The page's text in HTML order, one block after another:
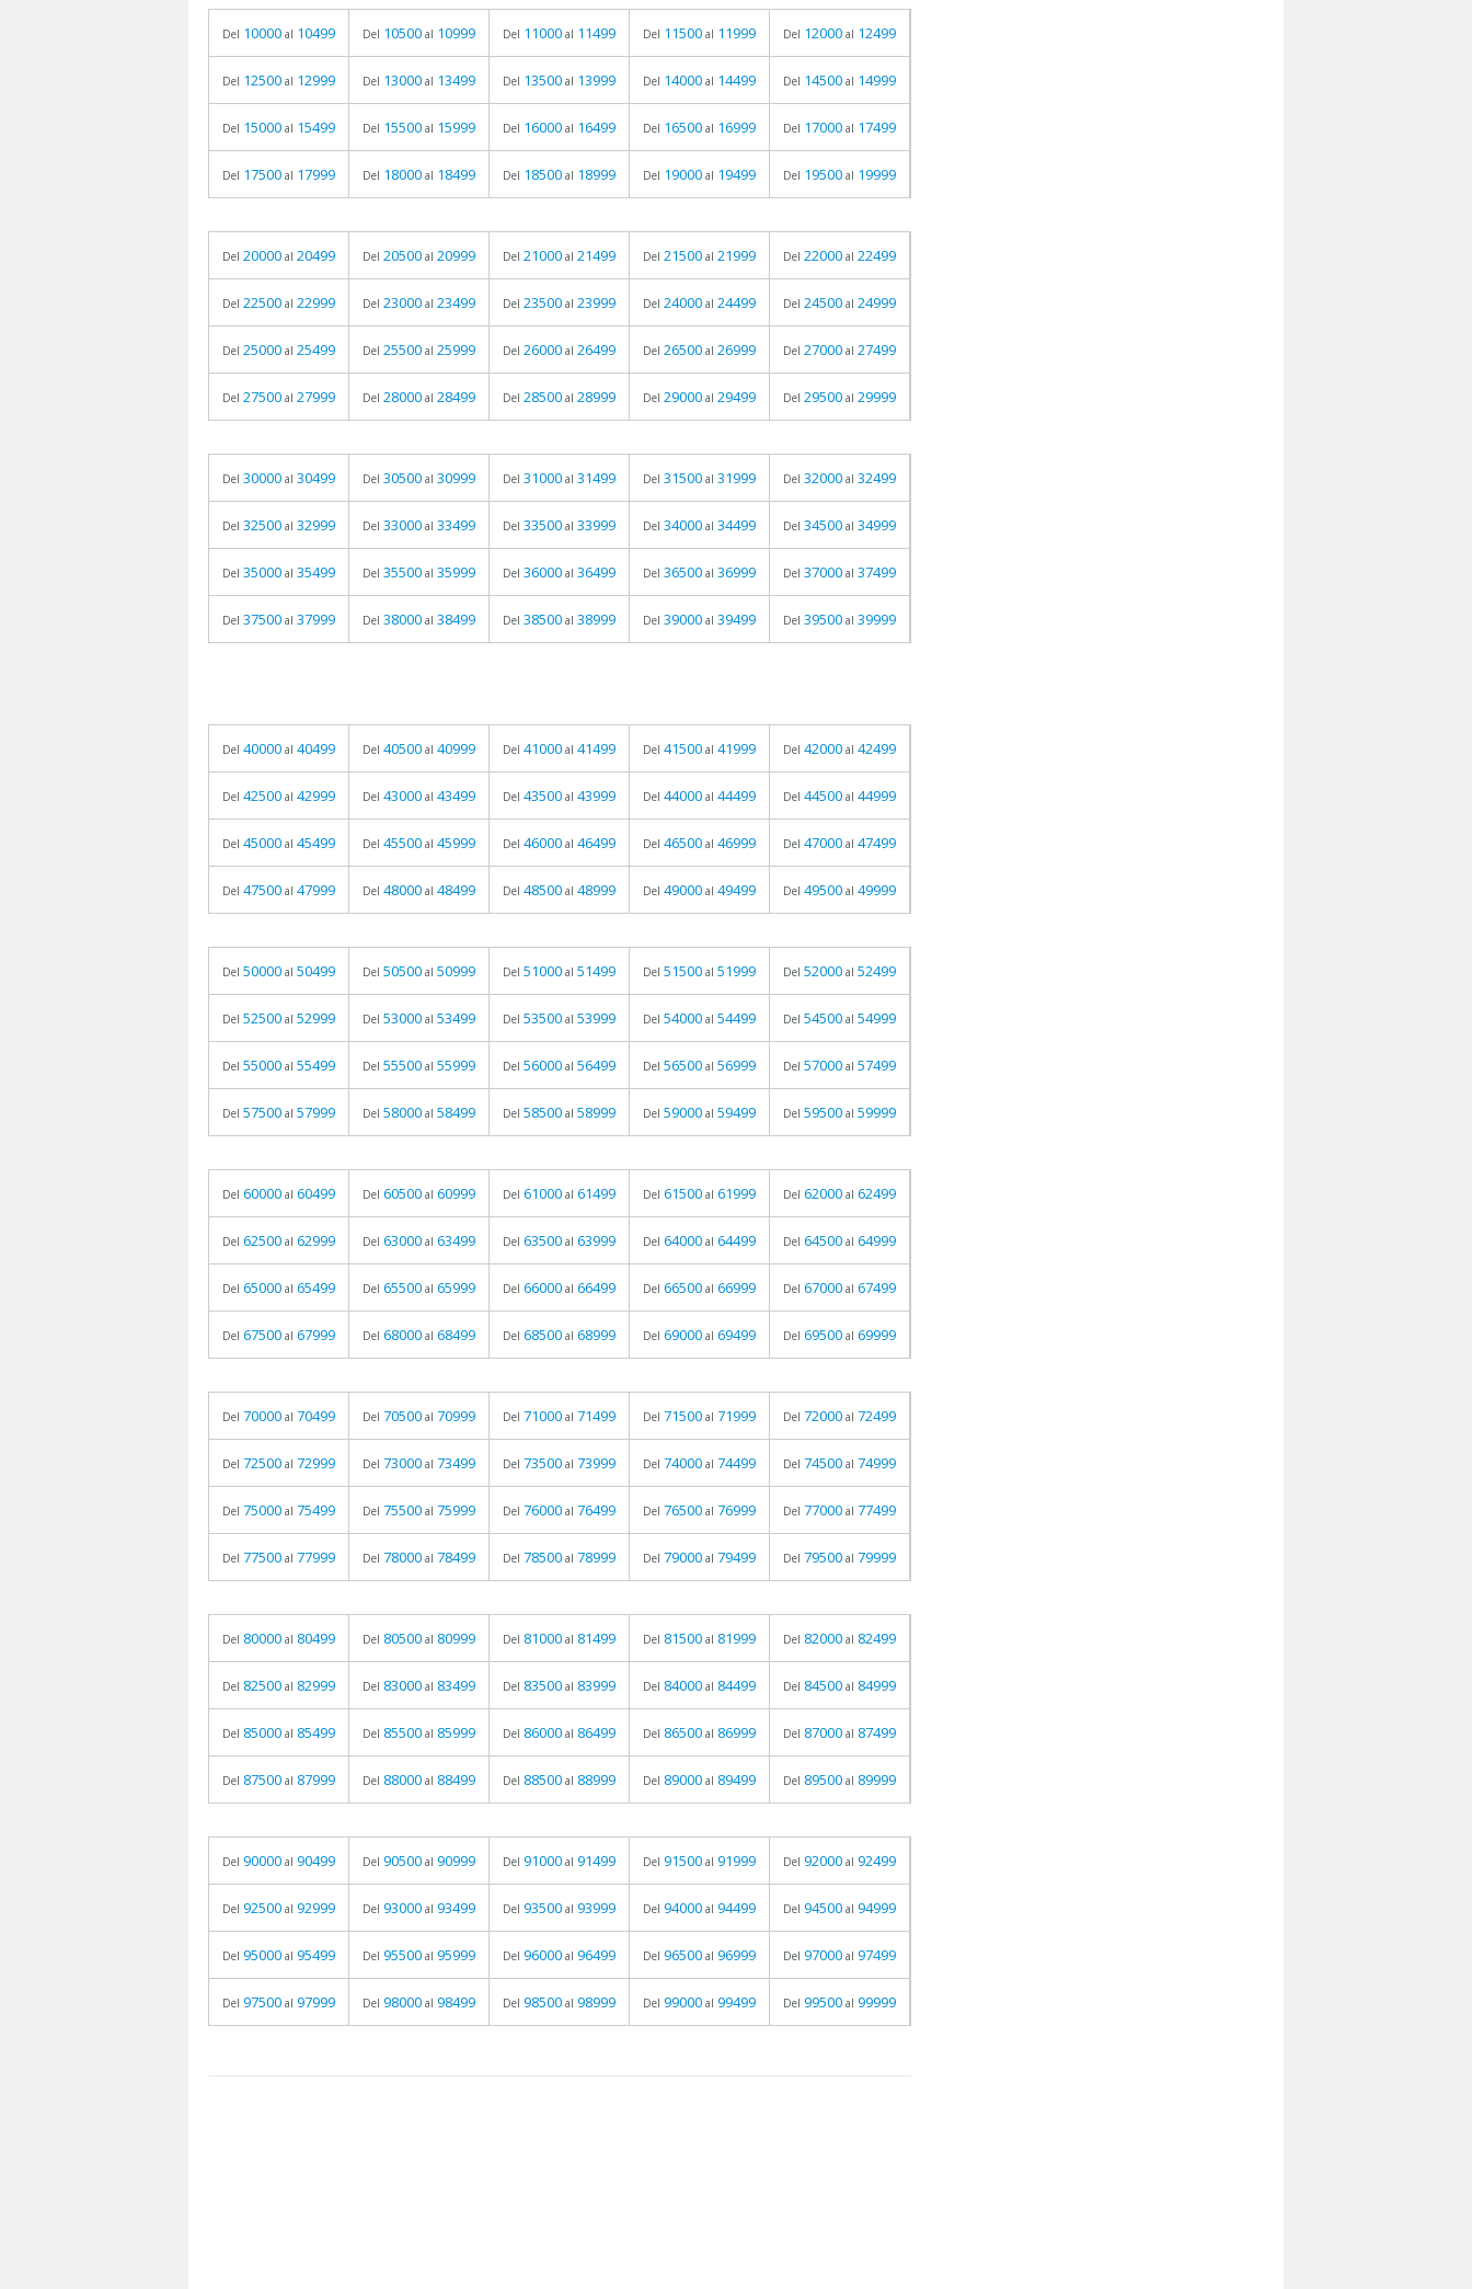
Del 10000 al 10499 Del 10500 al 10999 Del 11000 al 11499 Del 11500 al 11999 Del 12000 al 12499
Del 12500 al 12999 Del 13000 al 13499 Del 13500 al 13999 Del 14000 al 14499 Del 14500 al 14999
Del 15000 al 15499 Del 15500 al 15999 Del 16000 al 16499 Del 16500 al 16999 Del 17000 al 17499
Del 17500 al 17999 Del 18000 al 18499 Del 18500 al 18999 Del 19000 al 19499 Del 19500 al 19999
Del 20000 al 20499 Del 20500 al 20999 Del 21000 al 21499 Del 21500 al 21999 Del 22000 al 22499
Del 22500 al 22999 Del 23000 al 23499 Del 23500 al 23999 Del 24000 al 24499 Del 24500 al 24999
Del 25000 al 25499 Del 25500 al 25999 Del 26000 al 26499 Del 26500 al 26999 Del 27000 al 27499
Del 27500 al 27999 Del 28000 al 28499 Del 28500 al 28999 Del 29000 al 29499 Del 29500 al 29999
Del 30000 al 30499 Del 30500 al 30999 Del 31000 al 31499 Del 31500 al 31999 Del 32000 al 32499
Del 32500 al 32999 Del 33000 al 33499 Del 33500 al 33999 Del 34000 al 34499 Del 34500 al 34999
Del 35000 al 35499 Del 35500 al 35999 Del 36000 al 36499 Del 36500 al 36999 Del 37000 al 37499
Del 37500 al 37999 Del 38000 al 38499 Del 38500 al 38999 Del 39000 al 39499 Del 39500 al 39999
Del 40000 al 40499 Del 40500 al 40999 Del 41000 al 41499 Del 41500 al 41999 Del 42000 al 42499
Del 42500 al 42999 Del 43000 al 43499 Del 43500 al 43999 Del 44000 al 44499 Del 44500 al 44999
Del 45000 al 45499 Del 45500 al 45999 Del 46000 al 46499 Del 46500 al 46999 Del 47000 al 47499
Del 47500 al 47999 Del 48000 al 48499 Del 48500 al 48999 Del 49000 al 49499 Del 49500 al 49999
Del 50000 al 50499 Del 50500 al 50999 Del 51000 al 51499 Del 51500 al 51999 Del 52000 al 52499
Del 52500 al 52999 Del 53000 al 53499 Del 53500 al 53999 Del 54000 al 54499 Del 54500 al 54999
Del 55000 al 55499 Del 55500 al 55999 Del 56000 al 56499 Del 56500 al 56999 Del 57000 al 57499
Del 57500 al 57999 Del 58000 al 58499 Del 58500 al 58999 Del 59000 al 59499 Del 59500 al 59999
Del 60000 al 60499 Del 60500 al 60999 Del 61000 al 61499 Del 61500 al 61999 Del 62000 al 62499
Del 62500 al 62999 Del 63000 al 63499 Del 63500 al 63999 Del 64000 al 64499 Del 64500 al 64999
Del 65000 al 65499 Del 65500 al 65999 Del 66000 al 66499 Del 66500 al 66999 Del 67000 al 67499
Del 67500 al 67999 Del 68000 al 68499 Del 68500 al 68999 Del 69000 al 69499 Del 69500 al 69999
Del 70000 al 70499 Del 70500 al 70999 Del 71000 al 71499 Del 71500 al 71999 Del 72000 al 72499
Del 72500 al 72999 Del 73000 al 73499 Del 73500 al 73999 Del 74000 al 74499 Del 74500 al 74999
Del 75000 al 75499 Del 75500 al 75999 Del 76000 al 76499 Del 76500 al 76999 Del 77000 al 77499
Del 77500 al 77999 Del 78000 al 78499 Del 78500 al 78999 Del 79000 al 79499 Del 79500 al 79999
Del 80000 al 80499 Del 80500 al 80999 Del 81000 al 81499 Del 81500 al 81999 Del 82000 al 82499
Del 82500 al 82999 Del 83000 al 83499 Del 83500 al 83999 Del 84000 al 84499 Del 84500 al 84999
Del 85000 al 85499 Del 85500 al 85999 Del 86000 al 86499 Del 86500 al 86999 Del 87000 al 87499
Del 87500 al 87999 Del 88000 al 88499 Del 88500 al 88999 Del 89000 al 89499 Del 89500 al 89999
Del 90000 al 90499 Del 90500 al 90999 Del 91000 al 91499 Del 91500 al 91999 Del 92000 al 92499
Del 92500 al 92999 Del 93000 al 93499 Del 93500 al 93999 Del 94000 al 94499 Del 94500 al 94999
Del 95000 al 95499 Del 95500 al 95999 Del 96000 al 96499 Del 96500 al 96999 Del 97000 al 97499
Del 97500 al 97999 Del 98000 al 98499 Del 98500 al 98999 Del 99000 al 99499 Del 99500 al 99999